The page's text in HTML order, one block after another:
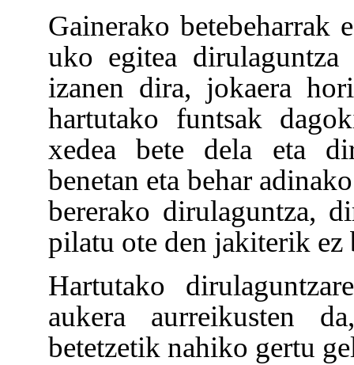
Gainerako betebeharrak
uko egitea
izanen dira, jokaera
hartutako funtsak
xedea bete dela eta
benetan eta behar
bererako dirulaguntza,
pilatu ote den jakiterik ez
Hartutako
aukera aurreikusten
betetzetik nahiko gertu